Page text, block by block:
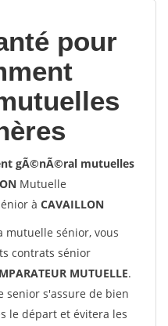
pour
gÃ©nÃ©ral mutuelles
Mutuelle
à CAVAILLON
sénior, vous
contrats sénior
MUTUELLE.
senior s'assure de bien
le départ et évitera les